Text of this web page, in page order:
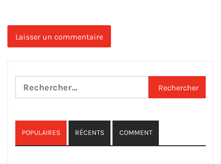
Rechercher :
POPULAIRES RÉCENTS COMMENT